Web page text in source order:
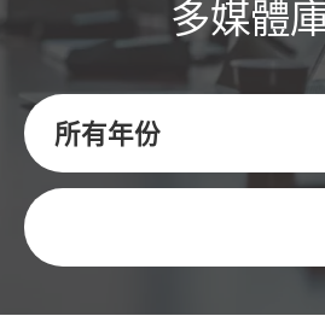
多媒體
所有年份
關鍵字